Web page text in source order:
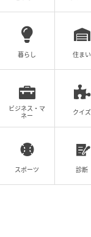
地域密着の総合
診療科目を扱っ
ての書籍出版も
中。
ベビーカレンダ
クリエイター情報
ベ
暮らし 住まい
ビジネス・マ
ネー
クイズ
スポーツ 診断